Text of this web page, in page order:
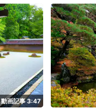
動画記事 3:47